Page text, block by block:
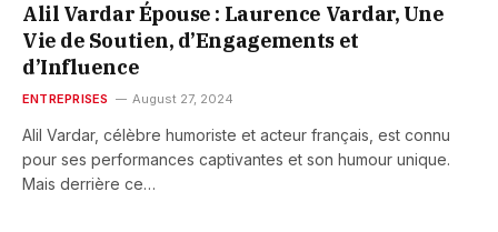
Alil Vardar Épouse : Laurence Vardar, Une
Vie de Soutien, d’Engagements et
d’Influence
ENTREPRISES August 27, 2024
Alil Vardar, célèbre humoriste et acteur français, est connu
pour ses performances captivantes et son humour unique.
Mais derrière ce…